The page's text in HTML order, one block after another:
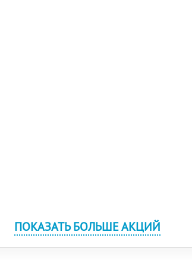
ПОКАЗАТЬ БОЛЬШЕ АКЦИЙ